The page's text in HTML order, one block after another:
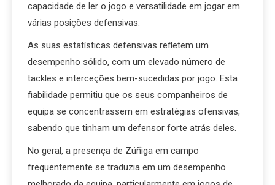
capacidade de ler o jogo e versatilidade em jogar em
várias posições defensivas.
As suas estatísticas defensivas refletem um
desempenho sólido, com um elevado número de
tackles e interceções bem-sucedidas por jogo. Esta
fiabilidade permitiu que os seus companheiros de
equipa se concentrassem em estratégias ofensivas,
sabendo que tinham um defensor forte atrás deles.
No geral, a presença de Zúñiga em campo
frequentemente se traduzia em um desempenho